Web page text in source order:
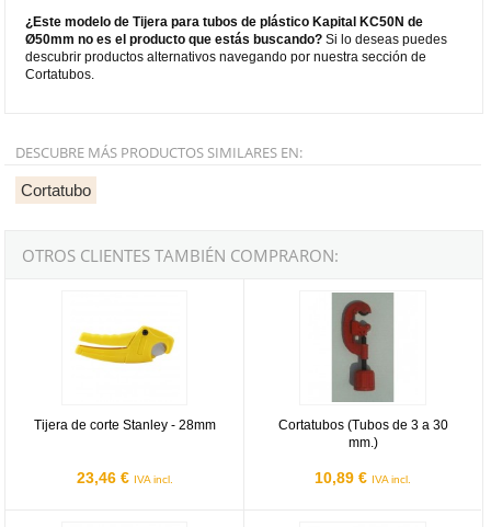
¿Este modelo de Tijera para tubos de plástico Kapital KC50N de
Ø50mm no es el producto que estás buscando? Si lo deseas puedes
descubrir productos alternativos navegando por nuestra sección de
Cortatubos.
DESCUBRE MÁS PRODUCTOS SIMILARES EN:
Cortatubo
OTROS CLIENTES TAMBIÉN COMPRARON:
Tijera de corte Stanley - 28mm
23,46 € IVA incl.
Cortatubos (Tubos de 3 a 30
mm.)
10,89 € IVA incl.
Cortatubos (Tubos de 3 a 30 mm.)